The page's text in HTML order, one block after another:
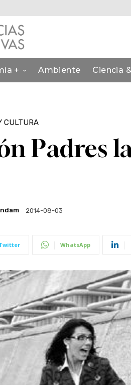
+ Ambiente Ciencia
CULTURA
Padres
2014-08-03
WhatsApp